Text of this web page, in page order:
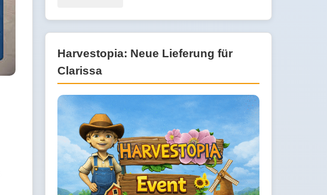
Harvestopia: Neue Lieferung für
Clarissa